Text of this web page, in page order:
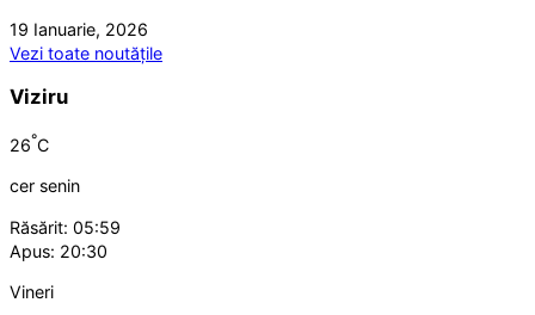
19 Ianuarie, 2026
Vezi toate noutățile
Viziru
26°C
cer senin
Răsărit: 05:59
Apus: 20:30
Vineri